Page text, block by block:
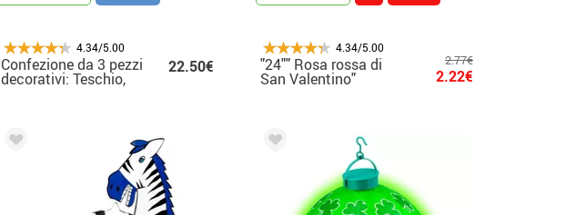
4.34/5.00
Confezione da 3 pezzi
decorativi: Teschio,
braccio scheletrico e
22.50€
4.34/5.00
"24"" Rosa rossa di
San Valentino"
2.77€
2.22€